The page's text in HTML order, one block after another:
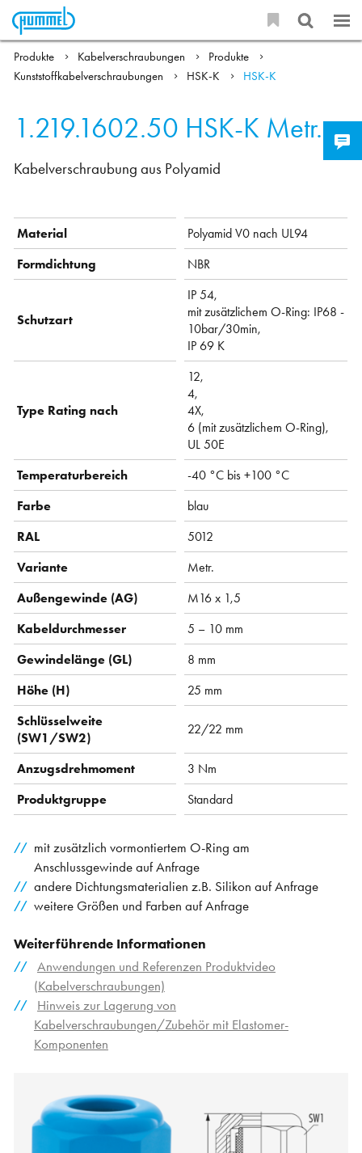
Produkte Kabelverschraubungen
Produkte
Kunststoffkabelverschraubungen
HSK-K HSK-K
1.219.1602.50 HSK-K Metr.
Kabelverschraubung aus Polyamid
Material
Polyamid V0 nach UL94
Formdichtung
NBR
Schutzart
IP 54,
mit zusätzlichem O-Ring: IP68 -
10bar/30min,
IP 69 K
Type Rating nach
12,
4,
4X,
6 (mit zusätzlichem O-Ring),
UL 50E
Temperaturbereich
-40 °C bis +100 °C
Farbe
blau
RAL
5012
Variante
Metr.
Außengewinde (AG)
M16 x 1,5
Kabeldurchmesser
5 – 10 mm
Gewindelänge (GL)
8 mm
Höhe (H)
25 mm
Schlüsselweite
(SW1/SW2)
22/22 mm
Anzugsdrehmoment
3 Nm
Produktgruppe
Standard
mit zusätzlich vormontiertem O-Ring am
Anschlussgewinde auf Anfrage
andere Dichtungsmaterialien z.B. Silikon auf Anfrage
weitere Größen und Farben auf Anfrage
Weiterführende Informationen
Anwendungen und Referenzen Produktvideo
(Kabelverschraubungen)
Hinweis zur Lagerung von
Kabelverschraubungen/Zubehör mit Elastomer-
Komponenten